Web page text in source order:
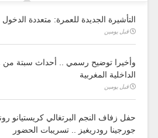
التأشيرة الجديدة للعمرة: متعددة
قبل يومين
وأخيرا توضيح رسمي .. أحداث سبتة من
الداخلية المغربية
قبل يومين
حفل زفاف النجم البرتغالي كريستيانو
جورجينا رودريغيز .. تسريبات الحضور